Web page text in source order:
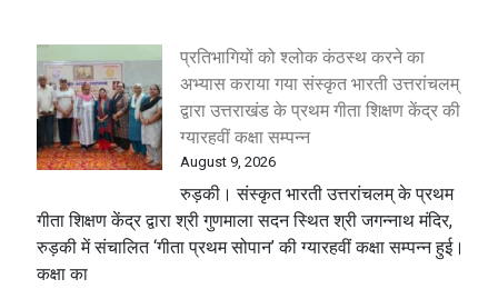
प्रतिभागियों को श्लोक कंठस्थ करने का
अभ्यास कराया गया संस्कृत भारती उत्तरांचलम्
द्वारा उत्तराखंड के प्रथम गीता शिक्षण केंद्र की
ग्यारहवीं कक्षा सम्पन्न
August 9, 2026
रुड़की। संस्कृत भारती उत्तरांचलम् के प्रथम
गीता शिक्षण केंद्र द्वारा श्री गुणमाला सदन स्थित श्री जगन्नाथ मंदिर,
रुड़की में संचालित ‘गीता प्रथम सोपान’ की ग्यारहवीं कक्षा सम्पन्न हुई।
कक्षा का